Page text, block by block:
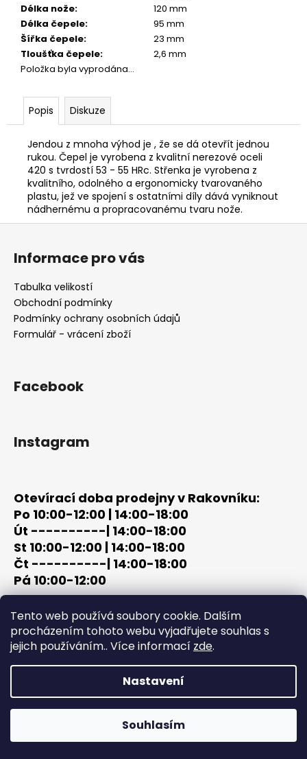
Tento web používá soubory cookie. Dalším
procházením tohoto webu vyjadřujete souhlas s
jejich používáním.. Více informací zde.
Nastavení
Souhlasím
Délka nože:
120 mm
Délka čepele:
95 mm
Šířka čepele:
23 mm
Tloušťka čepele:
2,6 mm
Položka byla vyprodána…
Popis Diskuze
Jendou z mnoha výhod je , že se dá otevřít jednou
rukou. Čepel je vyrobena z kvalitní nerezové oceli
420 s tvrdostí 53 - 55 HRc. Střenka je vyrobena z
kvalitního, odolného a ergonomicky tvarovaného
plastu, jež ve spojení s ostatními díly dává vyniknout
nádhernému a propracovanému tvaru nože.
Kč
Z
Informace pro vás
Tabulka velikostí
Obchodní podmínky
Podmínky ochrany osobních údajů
Formulář - vrácení zboží
Facebook
Instagram
Otevírací doba prodejny v Rakovníku:
Po 10:00-12:00 | 14:00-18:00
Út ----------| 14:00-18:00
St 10:00-12:00 | 14:00-18:00
Čt ----------| 14:00-18:00
Pá 10:00-12:00
tel: +420 603 320 859
email: terc-zbrane@seznam.cz
Copyright 2026PROCHÁZKA | OUTDOOR - LOV. Všechna
práva vyhrazena.Upravit nastavení cookies